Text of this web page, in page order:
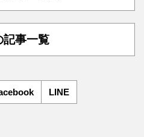
記事一覧
LINE